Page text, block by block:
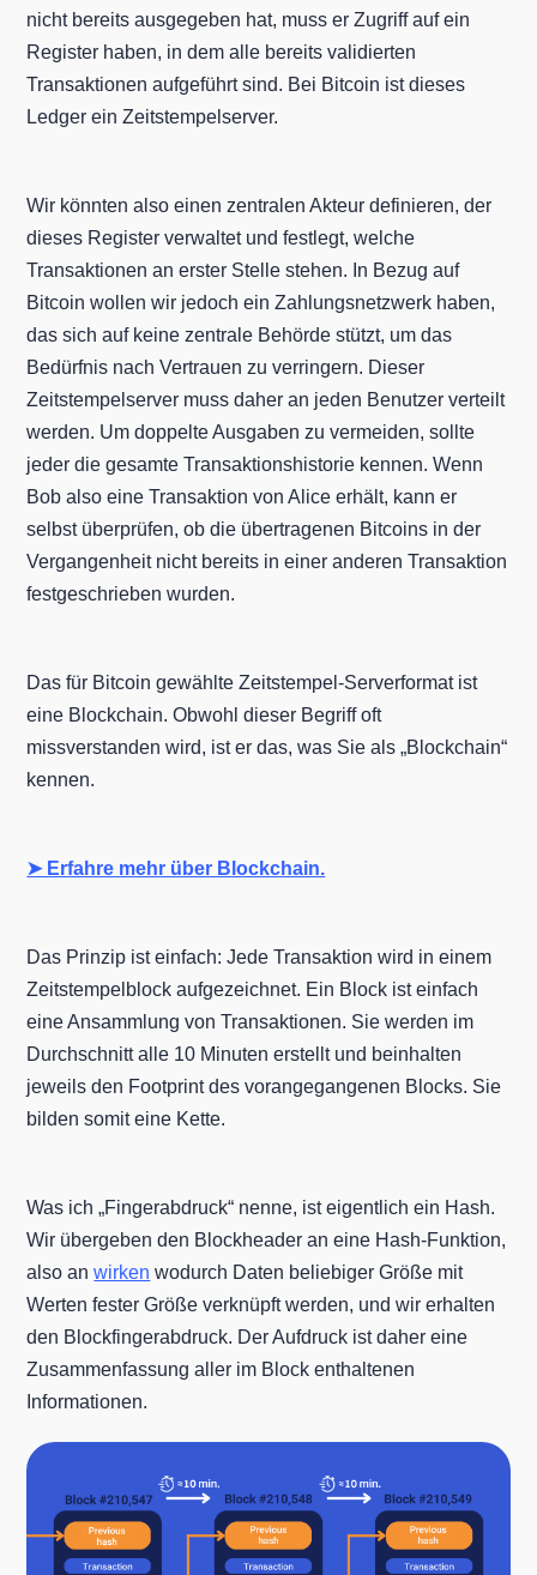
nicht bereits ausgegeben hat, muss er Zugriff auf ein
Register haben, in dem alle bereits validierten
Transaktionen aufgeführt sind. Bei Bitcoin ist dieses
Ledger ein Zeitstempelserver.
Wir könnten also einen zentralen Akteur definieren, der
dieses Register verwaltet und festlegt, welche
Transaktionen an erster Stelle stehen. In Bezug auf
Bitcoin wollen wir jedoch ein Zahlungsnetzwerk haben,
das sich auf keine zentrale Behörde stützt, um das
Bedürfnis nach Vertrauen zu verringern. Dieser
Zeitstempelserver muss daher an jeden Benutzer verteilt
werden. Um doppelte Ausgaben zu vermeiden, sollte
jeder die gesamte Transaktionshistorie kennen. Wenn
Bob also eine Transaktion von Alice erhält, kann er
selbst überprüfen, ob die übertragenen Bitcoins in der
Vergangenheit nicht bereits in einer anderen Transaktion
festgeschrieben wurden.
Das für Bitcoin gewählte Zeitstempel-Serverformat ist
eine Blockchain. Obwohl dieser Begriff oft
missverstanden wird, ist er das, was Sie als „Blockchain“
kennen.
➤ Erfahre mehr über Blockchain.
Das Prinzip ist einfach: Jede Transaktion wird in einem
Zeitstempelblock aufgezeichnet. Ein Block ist einfach
eine Ansammlung von Transaktionen. Sie werden im
Durchschnitt alle 10 Minuten erstellt und beinhalten
jeweils den Footprint des vorangegangenen Blocks. Sie
bilden somit eine Kette.
Was ich „Fingerabdruck“ nenne, ist eigentlich ein Hash.
Wir übergeben den Blockheader an eine Hash-Funktion,
also anwirken wodurch Daten beliebiger Größe mit
Werten fester Größe verknüpft werden, und wir erhalten
den Blockfingerabdruck. Der Aufdruck ist daher eine
Zusammenfassung aller im Block enthaltenen
Informationen.